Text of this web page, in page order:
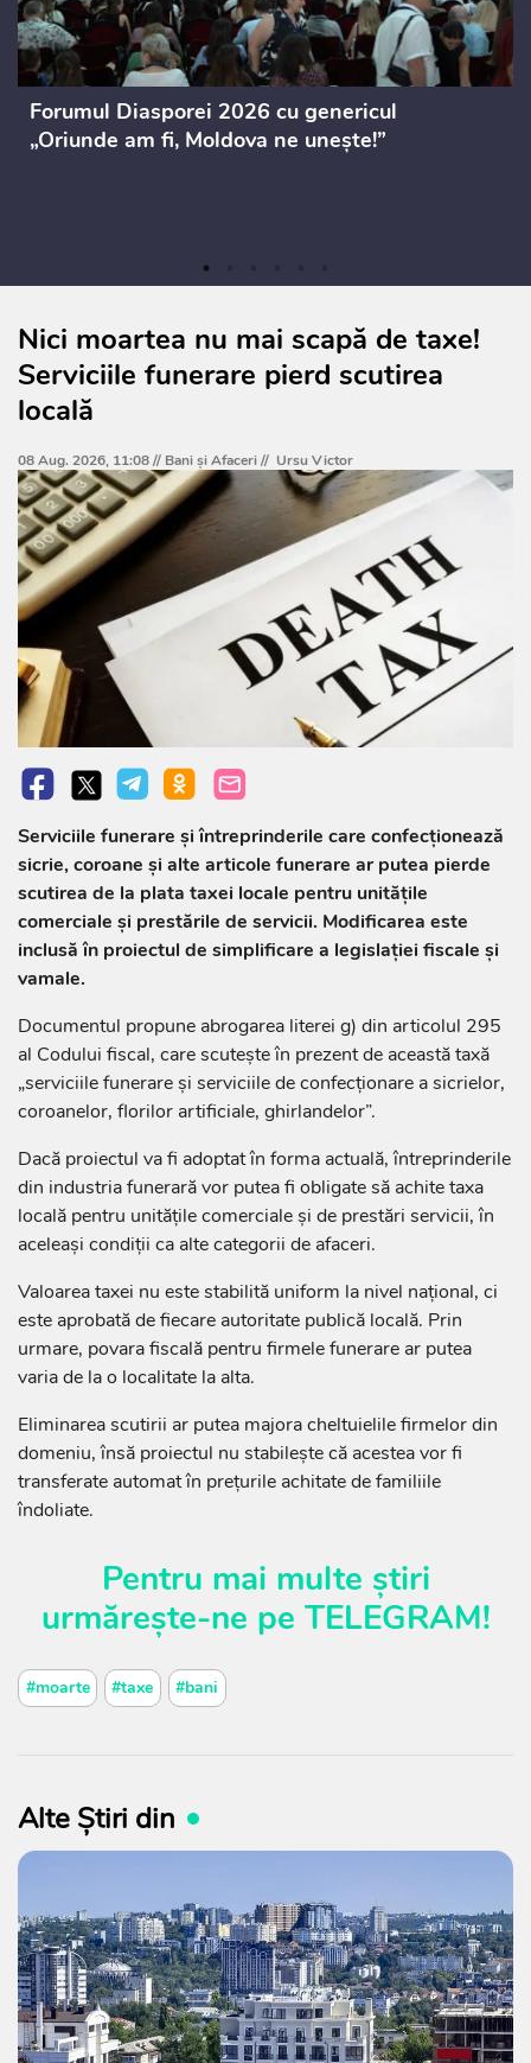
Forumul Diasporei 2026 cu genericul
„Oriunde am fi, Moldova ne unește!”
Nici moartea nu mai scapă de taxe!
Serviciile funerare pierd scutirea
locală
08 Aug. 2026, 11:08 // Bani și Afaceri// Ursu Victor
Serviciile funerare și întreprinderile care confecționează
sicrie, coroane și alte articole funerare ar putea pierde
scutirea de la plata taxei locale pentru unitățile
comerciale și prestările de servicii. Modificarea este
inclusă în proiectul de simplificare a legislației fiscale și
vamale.
Documentul propune abrogarea literei g) din articolul 295
al Codului fiscal, care scutește în prezent de această taxă
„serviciile funerare și serviciile de confecționare a sicrielor,
coroanelor, florilor artificiale, ghirlandelor”.
Dacă proiectul va fi adoptat în forma actuală, întreprinderile
din industria funerară vor putea fi obligate să achite taxa
locală pentru unitățile comerciale și de prestări servicii, în
aceleași condiții ca alte categorii de afaceri.
Valoarea taxei nu este stabilită uniform la nivel național, ci
este aprobată de fiecare autoritate publică locală. Prin
urmare, povara fiscală pentru firmele funerare ar putea
varia de la o localitate la alta.
Eliminarea scutirii ar putea majora cheltuielile firmelor din
domeniu, însă proiectul nu stabilește că acestea vor fi
transferate automat în prețurile achitate de familiile
îndoliate.
Pentru mai multe știri
urmărește-ne pe TELEGRAM!
#moarte #taxe #bani
Alte Știri din